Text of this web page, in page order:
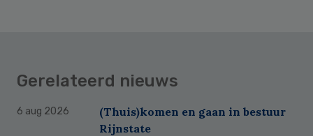
Gerelateerd nieuws
6 aug 2026
(Thuis)komen en gaan in bestuur
Rijnstate